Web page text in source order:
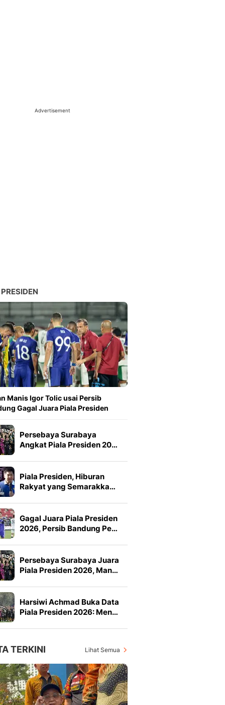
Advertisement
Manis Igor Tolic usai Persib
Gagal Juara Piala Presiden
Persebaya Surabaya
Angkat Piala Presiden 20…
Piala Presiden, Hiburan
Rakyat yang Semarakka…
Gagal Juara Piala Presiden
2026, Persib Bandung Pe…
Persebaya Surabaya Juara
Piala Presiden 2026, Man…
Harsiwi Achmad Buka Data
Piala Presiden 2026: Men…
TERKINI Lihat Semua